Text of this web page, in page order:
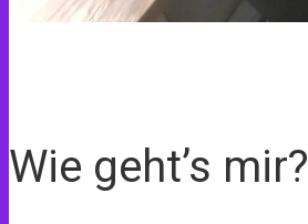
Wie geht’s mir?